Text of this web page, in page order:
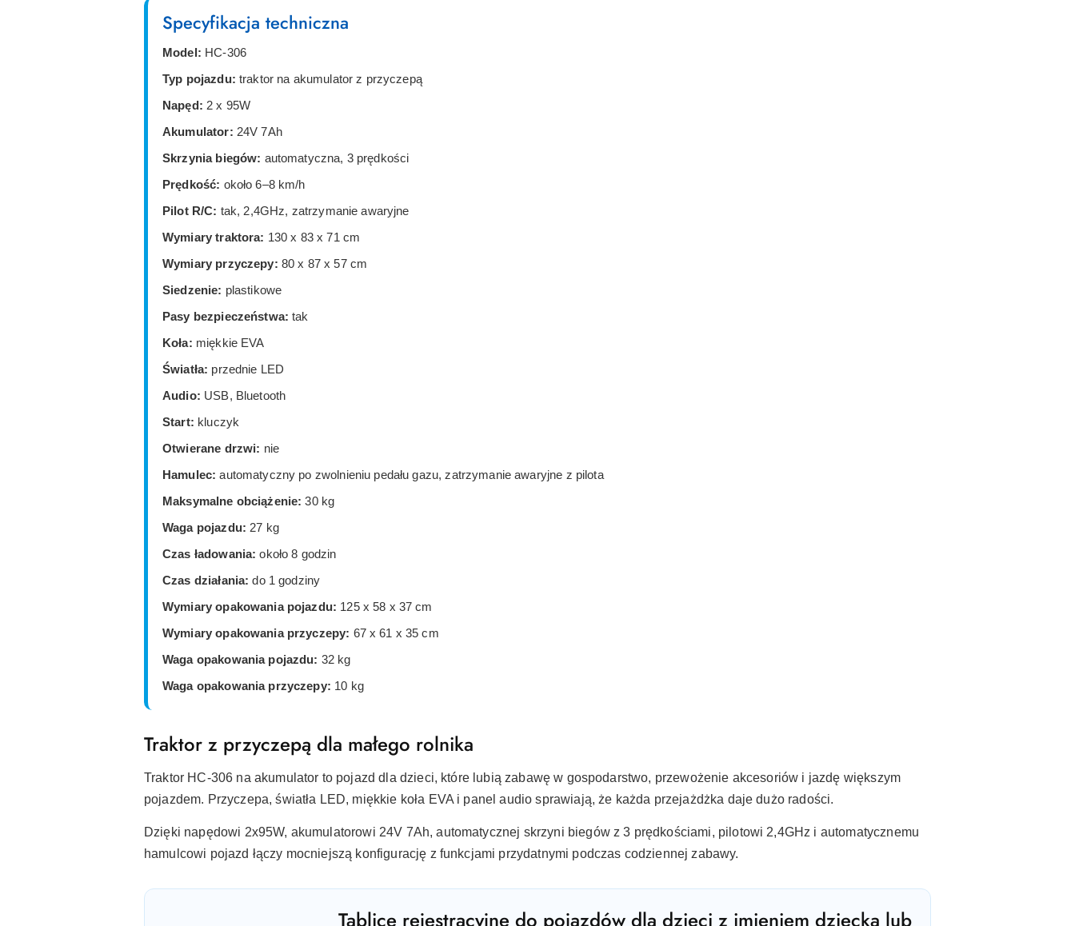
Specyfikacja techniczna
Model: HC-306
Typ pojazdu: traktor na akumulator z przyczepą
Napęd: 2 x 95W
Akumulator: 24V 7Ah
Skrzynia biegów: automatyczna, 3 prędkości
Prędkość: około 6–8 km/h
Pilot R/C: tak, 2,4GHz, zatrzymanie awaryjne
Wymiary traktora: 130 x 83 x 71 cm
Wymiary przyczepy: 80 x 87 x 57 cm
Siedzenie: plastikowe
Pasy bezpieczeństwa: tak
Koła: miękkie EVA
Światła: przednie LED
Audio: USB, Bluetooth
Start: kluczyk
Otwierane drzwi: nie
Hamulec: automatyczny po zwolnieniu pedału gazu, zatrzymanie awaryjne z pilota
Maksymalne obciążenie: 30 kg
Waga pojazdu: 27 kg
Czas ładowania: około 8 godzin
Czas działania: do 1 godziny
Wymiary opakowania pojazdu: 125 x 58 x 37 cm
Wymiary opakowania przyczepy: 67 x 61 x 35 cm
Waga opakowania pojazdu: 32 kg
Waga opakowania przyczepy: 10 kg
Traktor z przyczepą dla małego rolnika
Traktor HC-306 na akumulator to pojazd dla dzieci, które lubią zabawę w gospodarstwo, przewożenie akcesoriów i jazdę większym
pojazdem. Przyczepa, światła LED, miękkie koła EVA i panel audio sprawiają, że każda przejażdżka daje dużo radości.
Dzięki napędowi 2x95W, akumulatorowi 24V 7Ah, automatycznej skrzyni biegów z 3 prędkościami, pilotowi 2,4GHz i automatycznemu
hamulcowi pojazd łączy mocniejszą konfigurację z funkcjami przydatnymi podczas codziennej zabawy.
Tablice rejestracyjne do pojazdów dla dzieci z imieniem dziecka lub